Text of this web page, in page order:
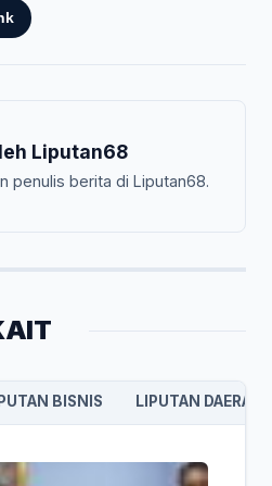
Liputan68
penulis berita di Liputan68.
BISNIS LIPUTAN DAERAH